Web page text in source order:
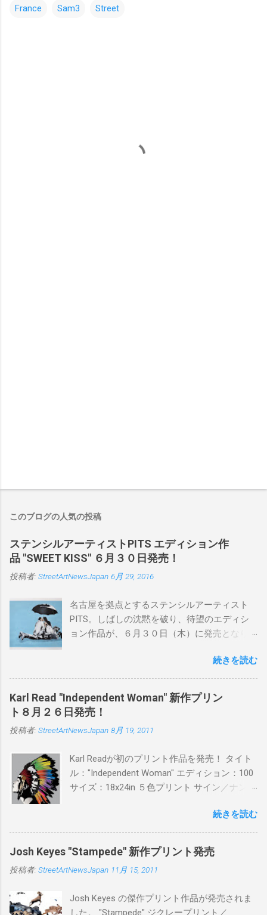
France Sam3 Street
このブログの人気の投稿
ステンシルアーティストPITS エディション作
品 "SWEET KISS" ６月３０日発売！
投稿者: StreetArtNewsJapan 6月 29, 2016
名古屋を拠点とするステンシルアーティスト
PITS。しばしの沈黙を破り、待望のエディシ
ョン作品が、６月３０日（木）に発売となり
品に落とし込むスタイルは今作でも健在。(
PITSの過去記事はこちらから ) 発売日：6月30
日(木)19時 タイトル：SWEET KISS カラー：
BLUE/MINT GREEN/PINK/YELLOW エディショ
ン：各色５ サイズ：800mm × 550mm 価格：
¥16,000(¥17,280) 購入は、 こちら から
続きを読む
Karl Read "Independent Woman" 新作プリン
ト８月２６日発売！
投稿者: StreetArtNewsJapan 8月 19, 2011
Karl Readが初のプリント作品を発売！ タイト
ル："Independent Woman" エディション：100
サイズ：18x24in ５色プリント サイン／ナンバ
ドフィニッシュバージョン（エディション：
25）$125 購入は８月２６日に こちら から
続きを読む
Josh Keyes "Stampede" 新作プリント発売
投稿者: StreetArtNewsJapan 11月 15, 2011
Josh Keyes の傑作プリント作品が発売されま
した。 "Stampede" ジクレープリント／